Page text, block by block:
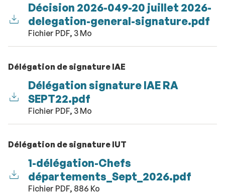
Décision 2026-049-20 juillet 2026-
delegation-general-signature.pdf
Fichier PDF, 3 Mo
Délégation de signature IAE
Délégation signature IAE RA
SEPT22.pdf
Fichier PDF, 3 Mo
Délégation de signature IUT
1-délégation-Chefs
départements_Sept_2026.pdf
Fichier PDF, 886 Ko